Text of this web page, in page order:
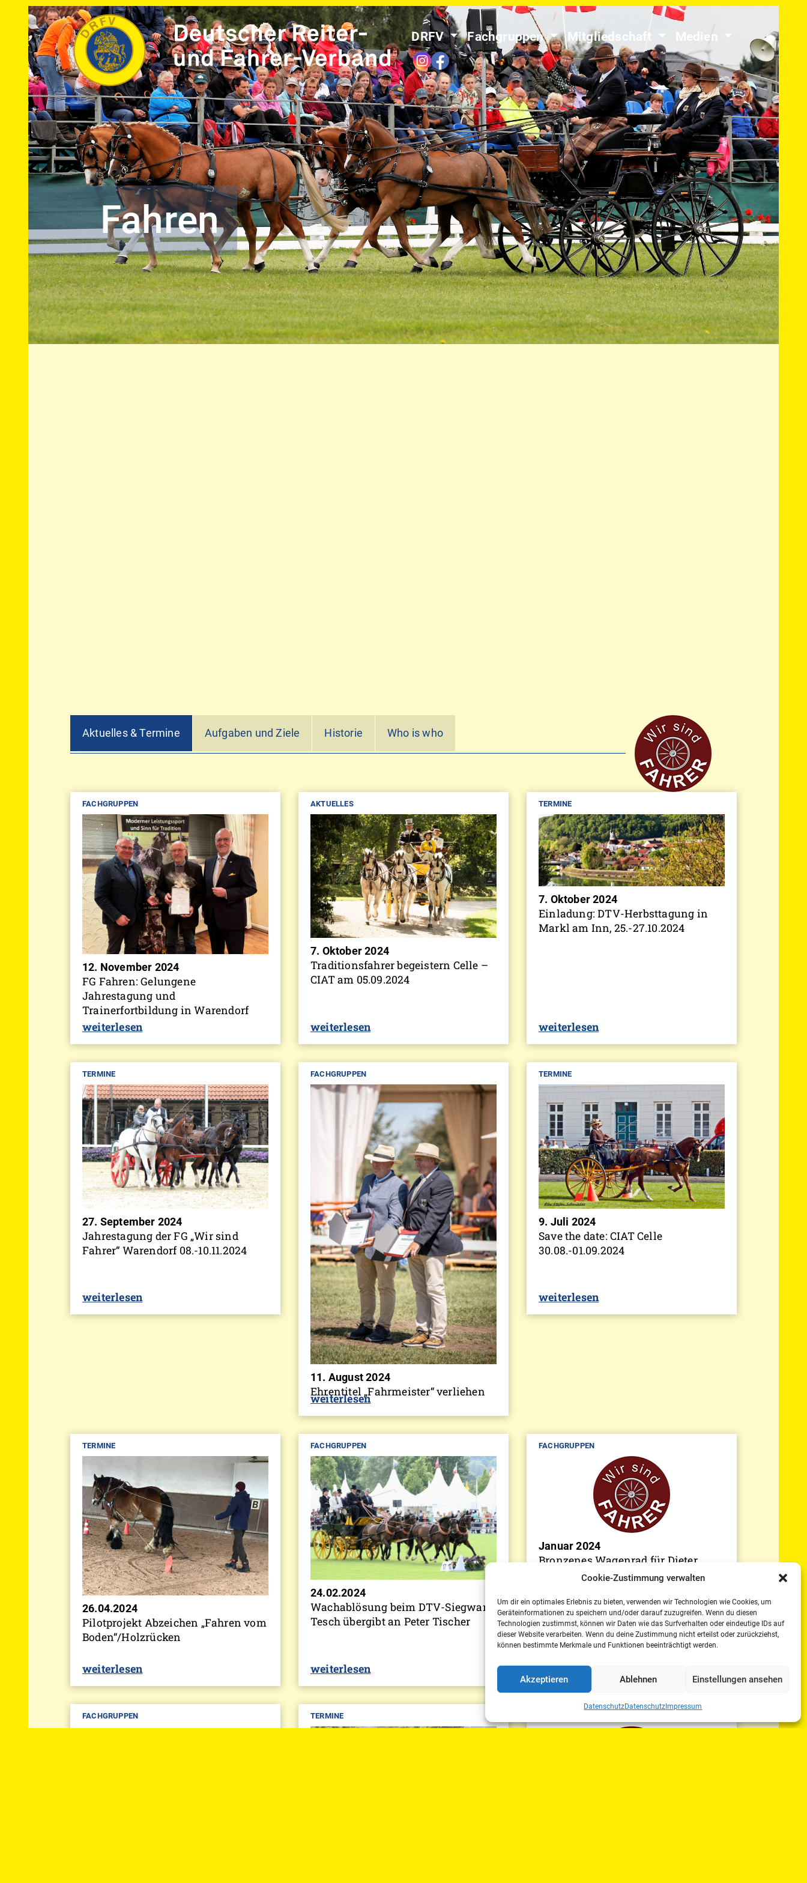
Cookie-Zustimmung verwalten
Um dir ein optimales Erlebnis zu bieten, verwenden wir Technologien wie Cookies, um
Geräteinformationen zu speichern und/oder darauf zuzugreifen. Wenn du diesen
Technologien zustimmst, können wir Daten wie das Surfverhalten oder eindeutige IDs auf
dieser Website verarbeiten. Wenn du deine Zustimmung nicht erteilst oder zurückziehst,
können bestimmte Merkmale und Funktionen beeinträchtigt werden.
Akzeptieren Ablehnen Einstellungen ansehen
DatenschutzDatenschutz Impressum
DRFV Fachgruppen Mitgliedschaft Medien
Fahren
Aktuelles & Termine Aufgaben und Ziele Historie Who is who
FACHGRUPPEN
12. November 2024
FG Fahren: Gelungene
Jahrestagung und
Trainerfortbildung in Warendorf
weiterlesen
AKTUELLES
7. Oktober 2024
Traditionsfahrer begeistern Celle –
CIAT am 05.09.2024
weiterlesen
TERMINE
7. Oktober 2024
Einladung: DTV-Herbsttagung in
Markl am Inn, 25.-27.10.2024
weiterlesen
TERMINE
27. September 2024
Jahrestagung der FG „Wir sind
Fahrer“ Warendorf 08.-10.11.2024
weiterlesen
FACHGRUPPEN
11. August 2024
Ehrentitel „Fahrmeister“ verliehen
weiterlesen
TERMINE
9. Juli 2024
Save the date: CIAT Celle
30.08.-01.09.2024
weiterlesen
TERMINE
26.04.2024
Pilotprojekt Abzeichen „Fahren vom
Boden“/Holzrücken
weiterlesen
FACHGRUPPEN
24.02.2024
Wachablösung beim DTV-Siegward
Tesch übergibt an Peter Tischer
weiterlesen
FACHGRUPPEN
Januar 2024
Bronzenes Wagenrad für Dieter
Lauterbach
weiterlesen
FACHGRUPPEN TERMINE